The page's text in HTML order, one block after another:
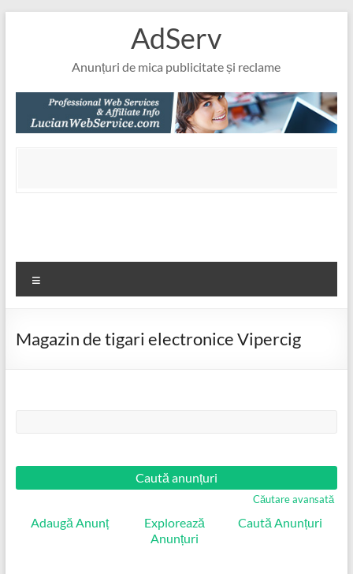
AdServ
Anunțuri de mica publicitate și reclame
Magazin de tigari electronice Vipercig
Căutare avansată
Adaugă Anunț
Explorează
Anunțuri
Caută Anunțuri